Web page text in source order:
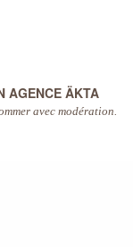
AGENCE ÄKTA
avec modération.